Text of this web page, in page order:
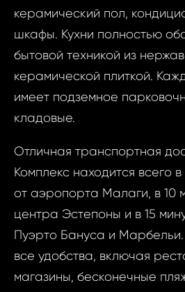
керамический пол,
шкафы. Кухни полностью
бытовой техникой из
керамической плиткой.
имеет подземное
кладовые.
Отличная транспортная
Комплекс находится всего
от аэропорта Малаги, в 10
центра Эстепоны и в 15
Пуэрто Бануса и Марбельи.
все удобства, включая
магазины, бесконечные